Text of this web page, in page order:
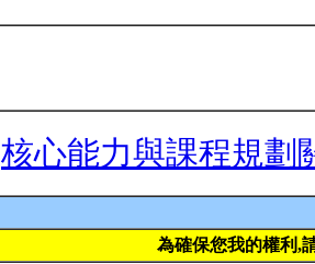
核心能力與課程規劃
為確保您我的權利,